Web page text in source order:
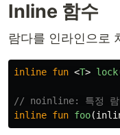
Inline 함수
람다를 인라인으로
inline fun <T> lock
// noinline: 특정 람
inline fun foo(